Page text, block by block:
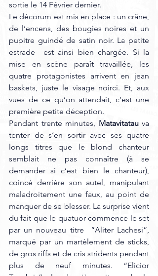
sortie le 14 Février dernier.
Le décorum est mis en place : un crâne,
de l’encens, des bougies noires et un
pupitre guindé de satin noir. La petite
estrade  est ainsi bien chargée. Si la
mise en scène paraît travaillée, les
quatre protagonistes arrivent en jean
baskets, juste le visage noirci. Et, aux
vues de ce qu’on attendait, c’est une
première petite déception.
Pendant trente minutes, Matavitatau va
tenter de s’en sortir avec ses quatre
longs titres que le blond chanteur
semblait ne pas connaître (à se
demander si c’est bien le chanteur),
coincé derrière son autel, manipulant
maladroitement une faux, au point de
manquer de se blesser. La surprise vient
du fait que le quatuor commence le set
par un nouveau titre  “Aliter Lachesi”,
marqué par un martèlement de sticks,
de gros riffs et de cris stridents pendant
plus de neuf minutes. “Elicior